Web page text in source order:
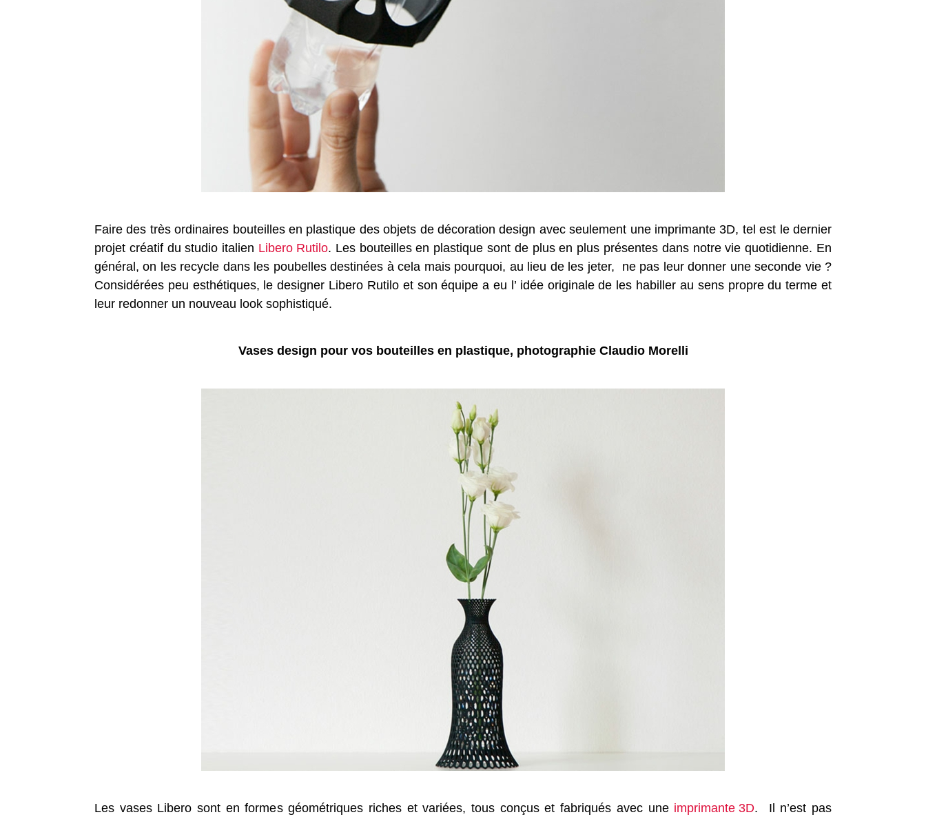
Faire des très ordinaires bouteilles en plastique des objets de décoration design avec seulement une imprimante 3D, tel est le dernier
projet créatif du studio italien Libero Rutilo. Les bouteilles en plastique sont de plus en plus présentes dans notre vie quotidienne. En
général, on les recycle dans les poubelles destinées à cela mais pourquoi, au lieu de les jeter, ne pas leur donner une seconde vie ?
Considérées peu esthétiques, le designer Libero Rutilo et son équipe a eu l’ idée originale de les habiller au sens propre du terme et
leur redonner un nouveau look sophistiqué.
Vases design pour vos bouteilles en plastique, photographie Claudio Morelli
Les vases Libero sont en formes géométriques riches et variées, tous conçus et fabriqués avec une imprimante 3D. Il n’est pas